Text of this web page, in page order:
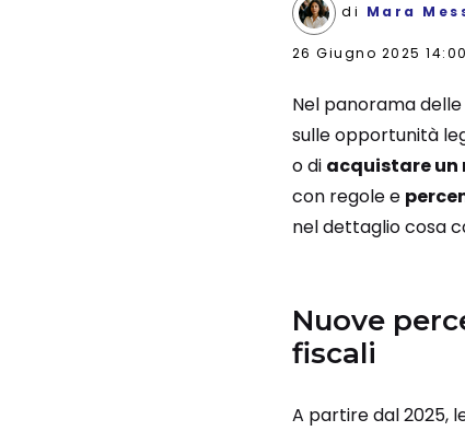
di Mara
26 Giugno 2025 14:00
Nel panorama
sulle opportunità
o di acquistare un
con regole e
nel dettaglio cosa
Nuove
fiscali
A partire dal 2025,